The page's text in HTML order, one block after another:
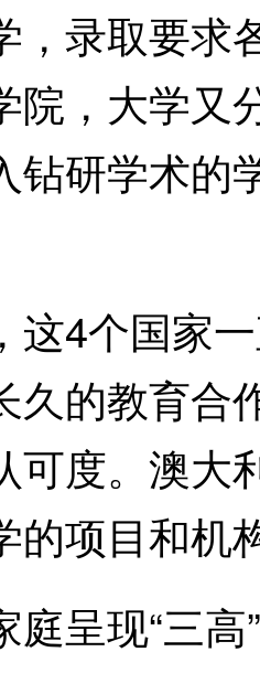
，录取要求
院，大学又
钻研学术的
4个国家一
久的教育合
可度。澳大
的项目和机
呈现“三高